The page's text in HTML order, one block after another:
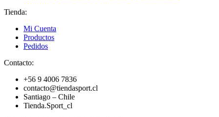
Tienda:
Mi Cuenta
Productos
Pedidos
Contacto:
+56 9 4006 7836
contacto@tiendasport.cl
Santiago – Chile
Tienda.Sport_cl